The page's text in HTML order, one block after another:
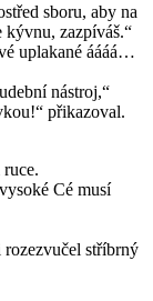
sboru, aby na
kývnu, zazpíváš.“
uplakané áááá…
nástroj,“
přikazoval.
Cé musí
rozezvučel stříbrný